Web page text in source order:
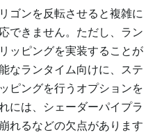
ゴンを反転させると複雑に
できません。ただし、ラン
ッピングを実装することが
なランタイム向けに、ステ
ピングを行うオプションを
には、シェーダーパイプラ
れるなどの欠点があります